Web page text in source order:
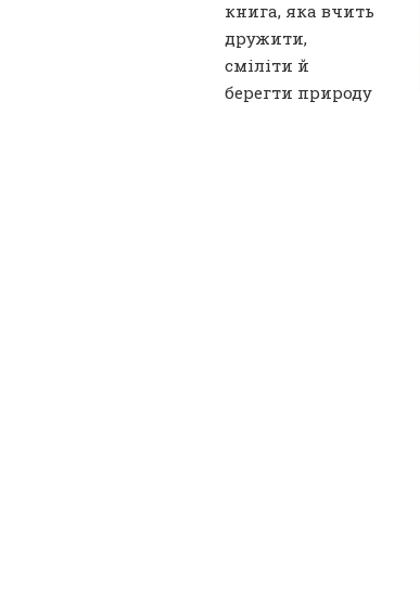
книга, яка вчить
дружити,
сміліти й
берегти природу